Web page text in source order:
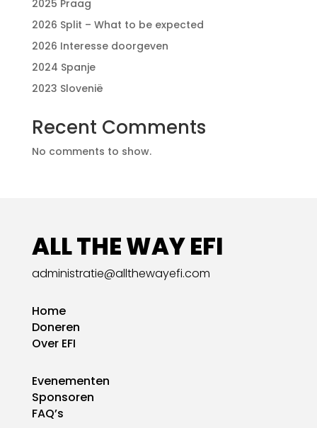
2025 Praag
2026 Split – What to be expected
2026 Interesse doorgeven
2024 Spanje
2023 Slovenië
Recent Comments
No comments to show.
ALL THE WAY EFI
administratie@allthewayefi.com
Home
Doneren
Over EFI
Evenementen
Sponsoren
FAQ’s